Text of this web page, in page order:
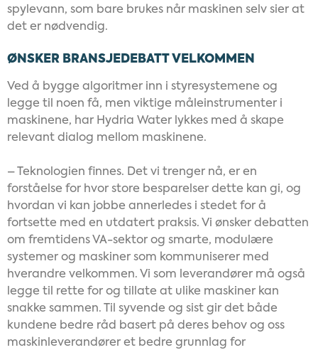
spylevann, som bare brukes når maskinen selv sier at
det er nødvendig.
ØNSKER BRANSJEDEBATT VELKOMMEN
Ved å bygge algoritmer inn i styresystemene og
legge til noen få, men viktige måleinstrumenter i
maskinene, har Hydria Water lykkes med å skape
relevant dialog mellom maskinene.
– Teknologien finnes. Det vi trenger nå, er en
forståelse for hvor store besparelser dette kan gi, og
hvordan vi kan jobbe annerledes i stedet for å
fortsette med en utdatert praksis. Vi ønsker debatten
om fremtidens VA-sektor og smarte, modulære
systemer og maskiner som kommuniserer med
hverandre velkommen. Vi som leverandører må også
legge til rette for og tillate at ulike maskiner kan
snakke sammen. Til syvende og sist gir det både
kundene bedre råd basert på deres behov og oss
maskinleverandører et bedre grunnlag for